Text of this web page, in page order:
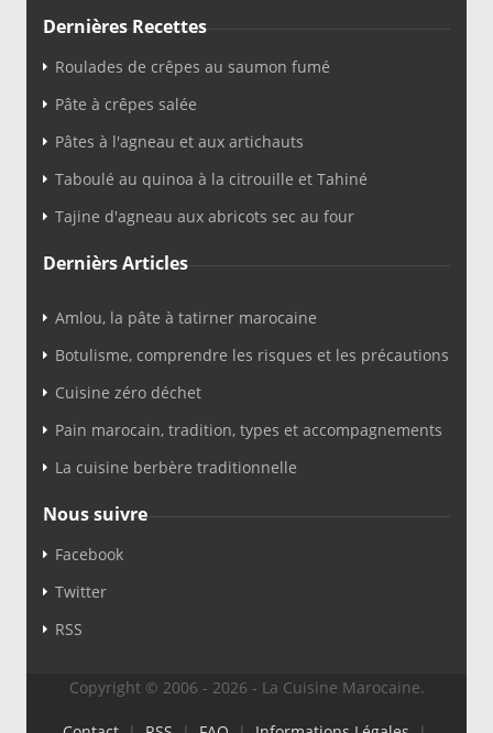
Dernières Recettes
Roulades de crêpes au saumon fumé
Pâte à crêpes salée
Pâtes à l'agneau et aux artichauts
Taboulé au quinoa à la citrouille et Tahiné
Tajine d'agneau aux abricots sec au four
Dernièrs Articles
Amlou, la pâte à tatirner marocaine
Botulisme, comprendre les risques et les précautions
Cuisine zéro déchet
Pain marocain, tradition, types et accompagnements
La cuisine berbère traditionnelle
Nous suivre
Facebook
Twitter
RSS
Copyright © 2006 - 2026 - La Cuisine Marocaine.